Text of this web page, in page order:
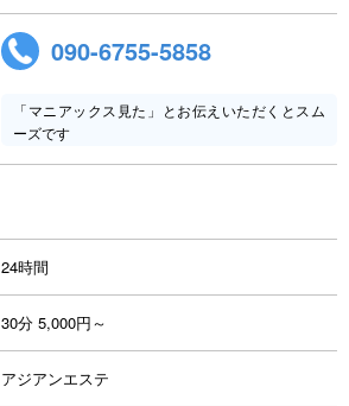
090-6755-5858
「マニアックス見た」とお伝えいただくとスム
ーズです
24時間
30分 5,000円～
アジアンエステ